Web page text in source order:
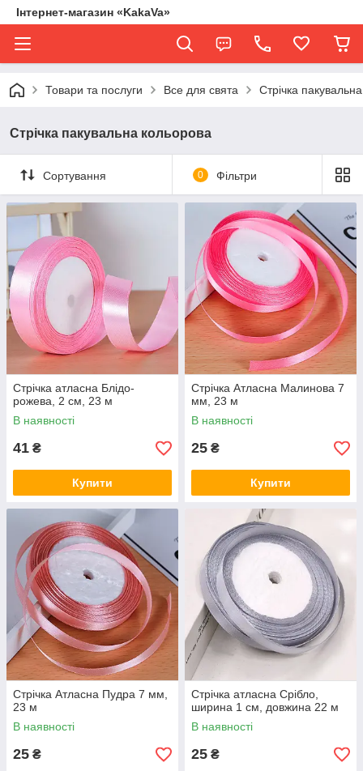
Інтернет-магазин «KakaVa»
Товари та послуги Все для свята Стрічка
Стрічка пакувальна кольорова
Сортування 0 Фільтри
Стрічка атласна Блідо-
рожева, 2 см, 23 м
В наявності
41 ₴
Купити
Стрічка Атласна Малинова 7
мм, 23 м
В наявності
25 ₴
Купити
Стрічка Атласна Пудра 7 мм,
23 м
В наявності
25 ₴
Стрічка атласна Срібло,
ширина 1 см, довжина 22 м
В наявності
25 ₴